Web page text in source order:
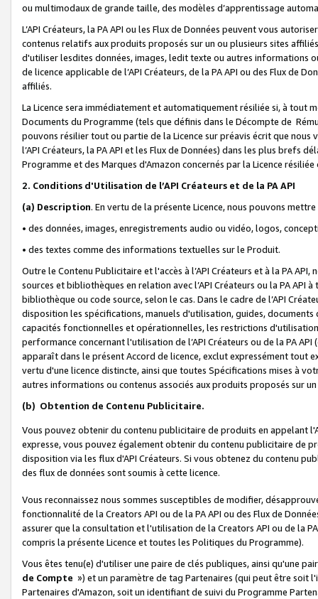
ou multimodaux de grande taille, des modèles d’apprentissage
L’API Créateurs, la PA API ou les Flux de Données peuvent vous
contenus relatifs aux produits proposés sur un ou plusieurs sites
d'utiliser lesdites données, images, ledit texte ou autres informations
de licence applicable de l’API Créateurs, de la PA API ou des Flux de
affiliés.
La Licence sera immédiatement et automatiquement résiliée si, à
Documents du Programme (tels que définis dans le Décompte de
pouvons résilier tout ou partie de la Licence sur préavis écrit que
l’API Créateurs, la PA API et les Flux de Données) dans les plus
Programme et des Marques d'Amazon concernés par la Licence
2. Conditions d'Utilisation de l’API Créateurs et de la PA API
(a) Description. En vertu de la présente Licence, nous pouvons
• des données, images, enregistrements audio ou vidéo, logos,
• des textes comme des informations textuelles sur le Produit.
Outre le Contenu Publicitaire et l'accès à l’API Créateurs et à la PA
sources et bibliothèques en relation avec l’API Créateurs ou la PA
bibliothèque ou code source, selon le cas. Dans le cadre de l’API
disposition les spécifications, manuels d'utilisation, guides,
capacités fonctionnelles et opérationnelles, les restrictions
performance concernant l'utilisation de l’API Créateurs ou de la PA
apparaît dans le présent Accord de licence, exclut expressément tout
vertu d'une licence distincte, ainsi que toutes Spécifications mises à
autres informations ou contenus associés aux produits proposés sur
(b) Obtention de Contenu Publicitaire.
Vous pouvez obtenir du contenu publicitaire de produits en appelant
expresse, vous pouvez également obtenir du contenu publicitaire de
disposition via les flux d'API Créateurs. Si vous obtenez du contenu
des flux de données sont soumis à cette licence.
Vous reconnaissez nous sommes susceptibles de modifier,
fonctionnalité de la Creators API ou de la PA API ou des Flux de
assurer que la consultation et l'utilisation de la Creators API ou de la
compris la présente Licence et toutes les Politiques du Programme).
Vous êtes tenu(e) d'utiliser une paire de clés publiques, ainsi qu'une
de Compte ») et un paramètre de tag Partenaires (qui peut être soit
Partenaires d'Amazon, soit un identifiant de suivi du Programme